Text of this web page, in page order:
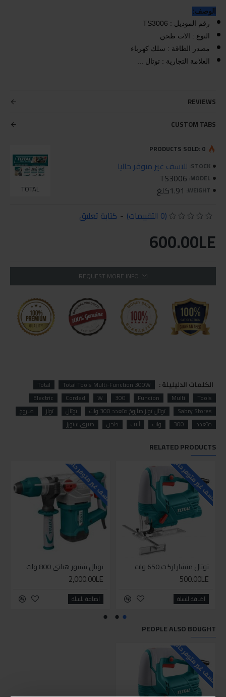
الوصف:
رقم الموديل : TS3006
النوع : الات طحن
مصدر الطاقة : سلك كهرباء
العلامة التجارية : توتال ...
REVIEWS
CUSTOM TABS
STOCK: للاسف غير متوفر حاليا
MODEL:
TS3006
WEIGHT: 1.91كلغ TOTAL
PRODUCTS SOLD: 0
(0 التقييمات) - كتابة تعليق
600.00LE
REQUEST MORE INFO
الكلمات الدليليلة : Total Tools Multi-Function 300W
Total
Tools
Multi
Funcion
300
W
Corded
Electric
Sabry Stores
توتال تولز صاروخ متعدد 300 وات توتال تولز
صاروخ
متعدد
300 وات آلات طحن صبري ستورز
RELATED PRODUCTS
للاسف غير متوفر حاليا
توتال منشار اركت 650 وات
500.00LE
اضافة للسلة
للاسف غير متوفر حاليا
توتال شنيور هيلتي 800 وات
2,000.00LE
اضافة للسلة
PEOPLE ALSO BOUGHT
للاسف غير متوفر حاليا